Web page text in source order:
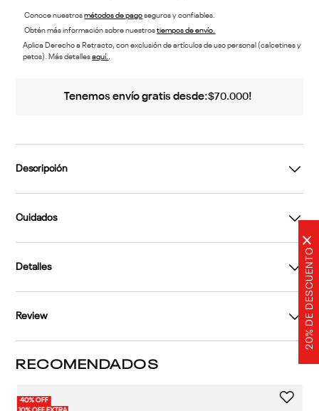
20% DE DESCUENTO
×
Conoce nuestrosmétodos de pagoseguros y confiables.
Obtén más información sobre nuestrostiempos de envío.
Aplica Derecho a Retracto, con exclusión de artículos de uso personal (calcetines y
petos). Más detallesaquí..
Tenemos envío gratis desde:$70.000!
Descripción
Cuidados
Detalles
Review
RECOMENDADOS
40% OFF